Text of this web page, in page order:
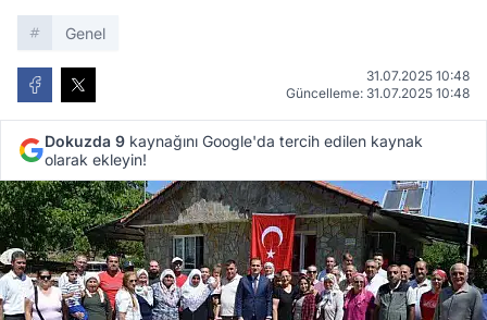
Genel
31.07.2025 10:48
Güncelleme: 31.07.2025 10:48
Dokuzda 9 kaynağını Google'da tercih edilen kaynak
olarak ekleyin!